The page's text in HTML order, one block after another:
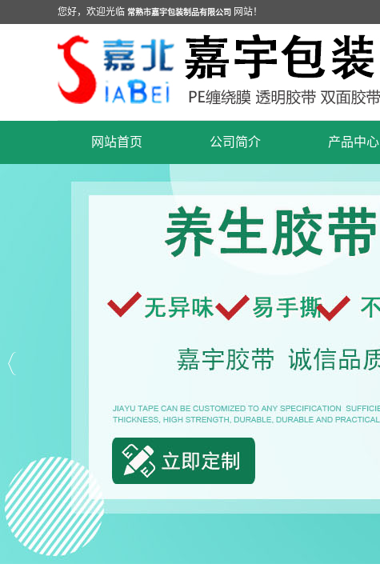
您好，欢迎光临 常熟市嘉宇包装制品有限公司 网站！
网站首页 公司简介 产品中心